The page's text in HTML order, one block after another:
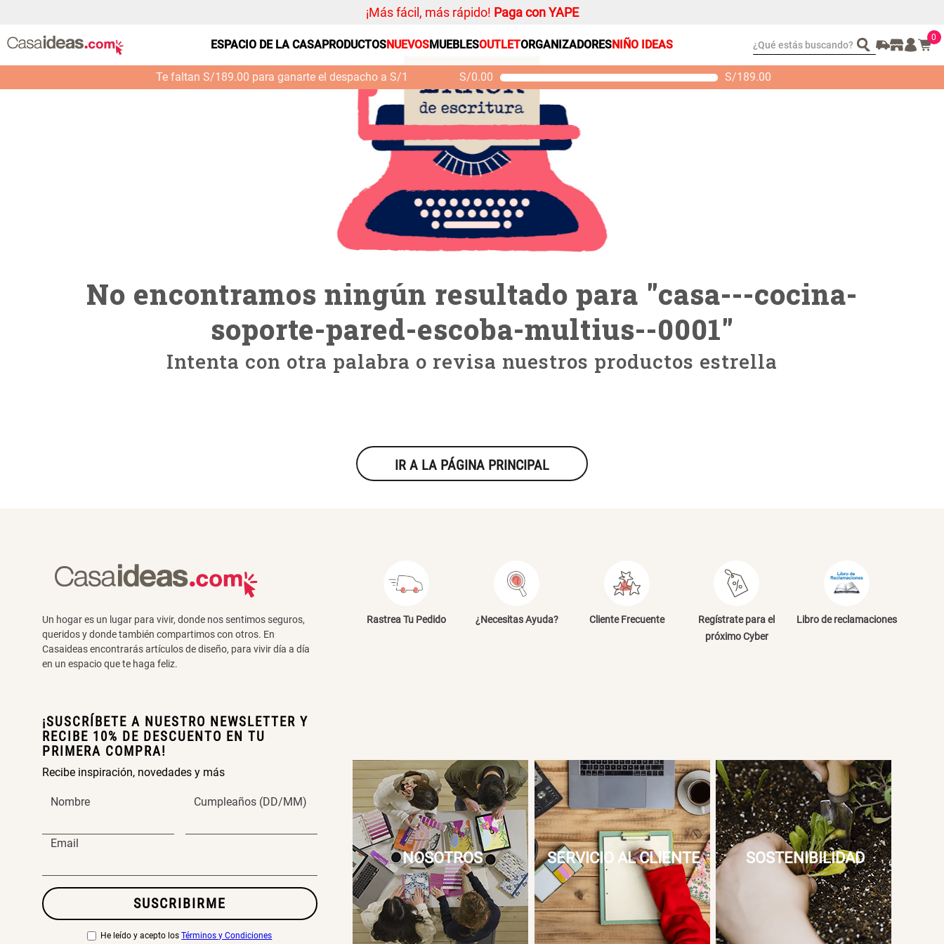
¡Más fácil, más rápido! Paga con YAPE
ESPACIO DE LA CASAPRODUCTOSNUEVOSMUEBLESOUTLETORGANIZADORESNIÑO IDEAS ¿Qué estás buscando? 0
Te faltan S/189.00 para ganarte el despacho a S/1 S/0.00 S/189.00
No encontramos ningún resultado para "casa---cocina-
soporte-pared-escoba-multius--0001"
Intenta con otra palabra o revisa nuestros productos estrella
IR A LA PÁGINA PRINCIPAL
Un hogar es un lugar para vivir, donde nos sentimos seguros,
queridos y donde también compartimos con otros. En
Casaideas encontrarás artículos de diseño, para vivir día a día
en un espacio que te haga feliz.
¡SUSCRÍBETE A NUESTRO NEWSLETTER Y
RECIBE 10% DE DESCUENTO EN TU
PRIMERA COMPRA!
Recibe inspiración, novedades y más
Nombre Cumpleaños (DD/MM)
Email
SUSCRIBIRME
He leído y acepto los Términos y Condiciones
Rastrea Tu Pedido ¿Necesitas Ayuda? Cliente Frecuente
Regístrate para el
próximo Cyber
Libro de reclamaciones
NOSOTROS SERVICIO AL CLIENTE SOSTENIBILIDAD
Organizador
Cojin
Alfombra
Niños
Almohada
Mantel
Sabanas
Platos
Individuales
Mueble MDF y Madera
Bambú Inodoro con
Puerta 65x28x171 cm
S/ 349.00S/ 261.00